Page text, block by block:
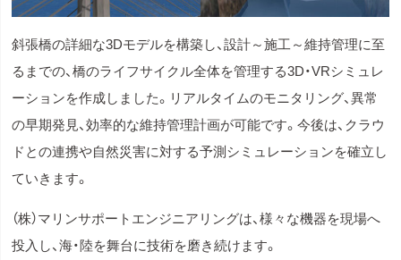
斜張橋の詳細な3Dモデルを構築し、設計～施工～維持管理に至
るまでの、橋のライフサイクル全体を管理する3D・VRシミュレ
ーションを作成しました。リアルタイムのモニタリング、異常
の早期発見、効率的な維持管理計画が可能です。今後は、クラウ
ドとの連携や自然災害に対する予測シミュレーションを確立し
ていきます。
（株）マリンサポートエンジニアリングは、様々な機器を現場へ
投入し、海・陸を舞台に技術を磨き続けます。